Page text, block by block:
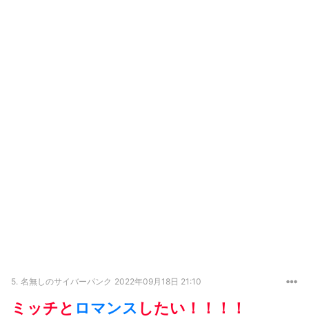
5. 名無しのサイバーパンク 2022年09月18日 21:10
ミッチと ロマンス したい！！！！